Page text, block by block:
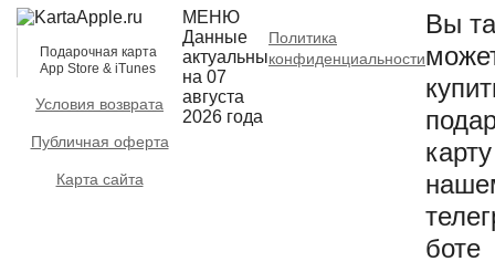
Подарочная карта
App Store & iTunes
Условия возврата
Публичная оферта
Карта сайта
МЕНЮ
Данные
актуальны
на 07
августа
2026 года
Политика
конфиденциальности
Вы
боте